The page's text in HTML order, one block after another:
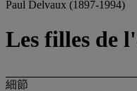
Paul Delvaux (1897-1994)
Les filles de
細節